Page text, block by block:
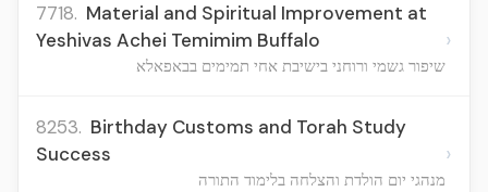
7718. Material and Spiritual Improvement at
Yeshivas Achei Temimim Buffalo
שיפור גשמי ורוחני בישיבת אחי תמימים בבאפאלא
›
8253. Birthday Customs and Torah Study
Success
מנהגי יום הולדת והצלחה בלימוד התורה
›